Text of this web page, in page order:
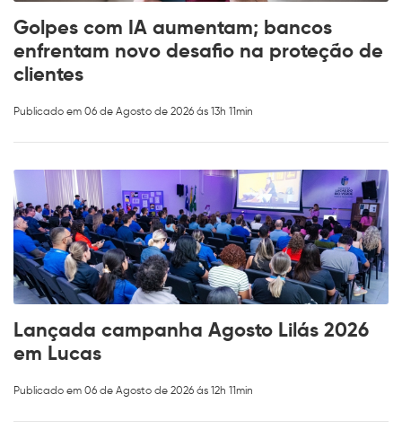
Golpes com IA aumentam; bancos
enfrentam novo desafio na proteção de
clientes
Publicado em 06 de Agosto de 2026 ás 13h 11min
Lançada campanha Agosto Lilás 2026
em Lucas
Publicado em 06 de Agosto de 2026 ás 12h 11min